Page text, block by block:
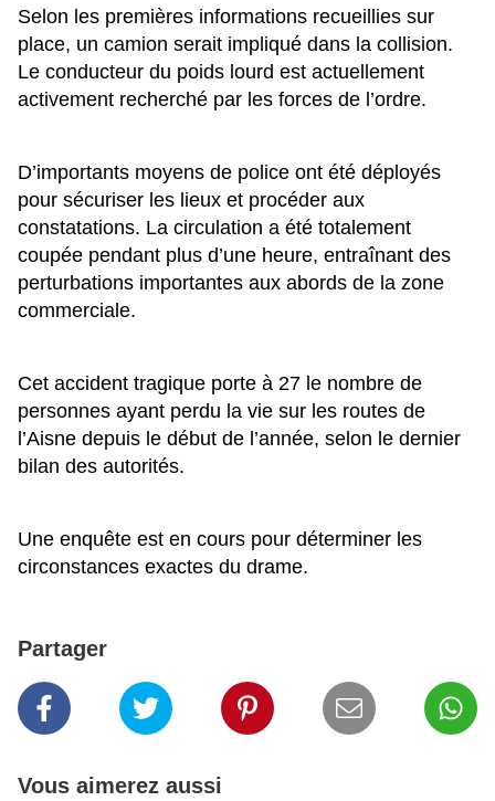
Selon les premières informations recueillies sur
place, un camion serait impliqué dans la collision.
Le conducteur du poids lourd est actuellement
activement recherché par les forces de l’ordre.
D’importants moyens de police ont été déployés
pour sécuriser les lieux et procéder aux
constatations. La circulation a été totalement
coupée pendant plus d’une heure, entraînant des
perturbations importantes aux abords de la zone
commerciale.
Cet accident tragique porte à 27 le nombre de
personnes ayant perdu la vie sur les routes de
l’Aisne depuis le début de l’année, selon le dernier
bilan des autorités.
Une enquête est en cours pour déterminer les
circonstances exactes du drame.
Partager
Vous aimerez aussi